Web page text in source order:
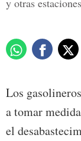
y otras
Los
a tomar
el